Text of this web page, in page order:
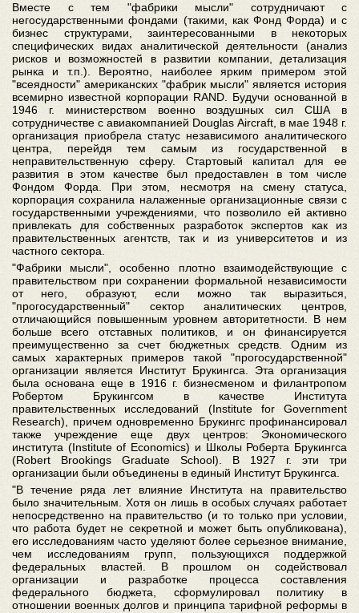
Вместе с тем "фабрики мысли" сотрудничают с
негосударственными фондами (такими, как Фонд Форда) и с
бизнес структурами, заинтересованными в некоторых
специфических видах аналитической деятельности (анализ
рисков и возможностей в развитии компании, детализация
рынка и т.п.). Вероятно, наиболее ярким примером этой
"всеядности" американских "фабрик мысли" является история
всемирно известной корпорации RAND. Будучи основанной в
1946 г. министерством военно воздушных сил США в
сотрудничестве с авиакомпанией Douglas Aircraft, в мае 1948 г.
организация приобрела статус независимого аналитического
центра, перейдя тем самым из государственной в
неправительственную сферу. Стартовый капитал для ее
развития в этом качестве был предоставлен в том числе
Фондом Форда. При этом, несмотря на смену статуса,
корпорация сохранила налаженные организационные связи с
государственными учреждениями, что позволило ей активно
привлекать для собственных разработок экспертов как из
правительственных агентств, так и из университетов и из
частного сектора.
"Фабрики мысли", особенно плотно взаимодействующие с
правительством при сохранении формальной независимости
от него, образуют, если можно так выразиться,
"прогосударственный" сектор аналитических центров,
отличающийся повышенным уровнем авторитетности. В нем
больше всего отставных политиков, и он финансируется
преимущественно за счет бюджетных средств. Одним из
самых характерных примеров такой "прогосударственной"
организации является Институт Брукингса. Эта организация
была основана еще в 1916 г. бизнесменом и филантропом
Робертом Брукингсом в качестве Института
правительственных исследований (Institute for Government
Research), причем одновременно Брукингс профинансировал
также учреждение еще двух центров: Экономического
института (Institute of Economics) и Школы Роберта Брукингса
(Robert Brookings Graduate School). В 1927 г. эти три
организации были объединены в единый Институт Брукингса.
"В течение ряда лет влияние Института на правительство
было значительным. Хотя он лишь в особых случаях работает
непосредственно на правительство (и то только при условии,
что работа будет не секретной и может быть опубликована),
его исследованиям часто уделяют более серьезное внимание,
чем исследованиям групп, пользующихся поддержкой
федеральных властей. В прошлом он содействовал
организации и разработке процесса составления
федерального бюджета, сформулировал политику в
отношении военных долгов и принципа тарифной реформы в